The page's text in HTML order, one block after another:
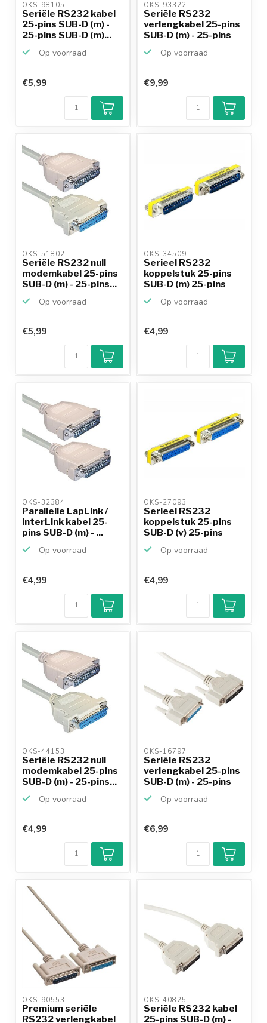
OKS-98105
Seriële RS232 kabel
25-pins SUB-D (m) -
25-pins SUB-D (m)...
Op voorraad
€5,99
OKS-93322
Seriële RS232
verlengkabel 25-pins
SUB-D (m) - 25-pins
Op voorraad
€9,99
OKS-51802
Seriële RS232 null
modemkabel 25-pins
SUB-D (m) - 25-pins...
Op voorraad
€5,99
OKS-34509
Serieel RS232
koppelstuk 25-pins
SUB-D (m) 25-pins
Op voorraad
€4,99
OKS-32384
Parallelle LapLink /
InterLink kabel 25-
pins SUB-D (m) - ...
Op voorraad
€4,99
OKS-27093
Serieel RS232
koppelstuk 25-pins
SUB-D (v) 25-pins
Op voorraad
€4,99
OKS-44153
Seriële RS232 null
modemkabel 25-pins
SUB-D (m) - 25-pins...
Op voorraad
€4,99
OKS-16797
Seriële RS232
verlengkabel 25-pins
SUB-D (m) - 25-pins
Op voorraad
€6,99
OKS-90553
Premium seriële
RS232 verlengkabel
OKS-40825
Seriële RS232 kabel
25-pins SUB-D (m) -